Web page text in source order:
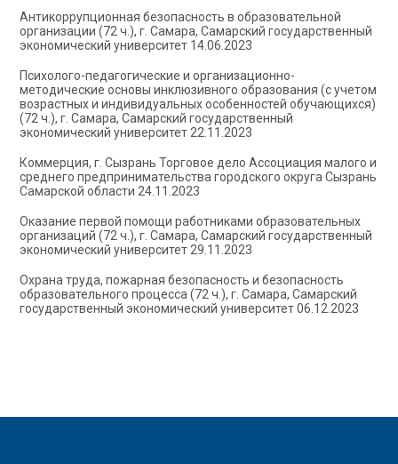
Антикоррупционная безопасность в образовательной
организации (72 ч.), г. Самара, Самарский государственный
экономический университет 14.06.2023
Психолого-педагогические и организационно-
методические основы инклюзивного образования (с учетом
возрастных и индивидуальных особенностей обучающихся)
(72 ч.), г. Самара, Самарский государственный
экономический университет 22.11.2023
Коммерция, г. Сызрань Торговое дело Ассоциация малого и
среднего предпринимательства городского округа Сызрань
Самарской области 24.11.2023
Оказание первой помощи работниками образовательных
организаций (72 ч.), г. Самара, Самарский государственный
экономический университет 29.11.2023
Охрана труда, пожарная безопасность и безопасность
образовательного процесса (72 ч.), г. Самара, Самарский
государственный экономический университет 06.12.2023